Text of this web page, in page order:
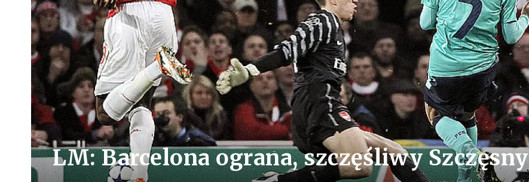
LM: Barcelona ograna, szczęśliwy Szczęsny